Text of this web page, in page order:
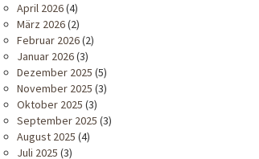
April 2026(4)
März 2026(2)
Februar 2026(2)
Januar 2026(3)
Dezember 2025 (5)
November 2025 (3)
Oktober 2025 (3)
September 2025 (3)
August 2025 (4)
Juli 2025 (3)